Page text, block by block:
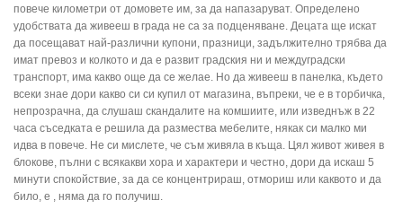
повече километри от домовете им, за да напазаруват. Определено
удобствата да живееш в града не са за подценяване. Децата ще искат
да посещават най-различни купони, празници, задължително трябва да
имат превоз и колкото и да е развит градския ни и междуградски
транспорт, има какво още да се желае. Но да живееш в панелка, където
всеки знае дори какво си си купил от магазина, въпреки, че е в торбичка,
непрозрачна, да слушаш скандалите на комшиите, или изведнъж в 22
часа съседката е решила да размества мебелите, някак си малко ми
идва в повече. Не си мислете, че съм живяла в къща. Цял живот живея в
блокове, пълни с всякакви хора и характери и честно, дори да искаш 5
минути спокойствие, за да се концентрираш, отмориш или каквото и да
било, е , няма да го получиш.